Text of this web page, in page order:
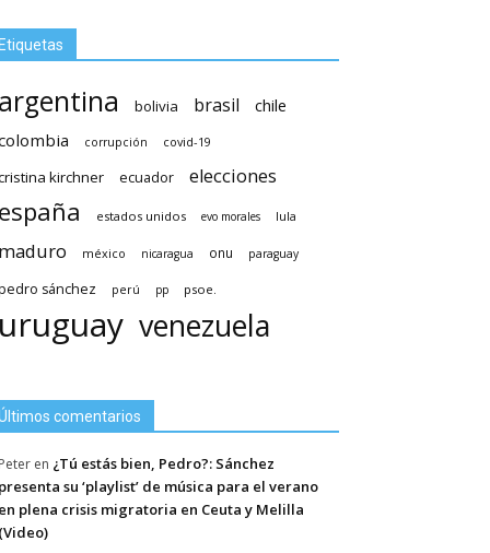
Etiquetas
argentina bolivia brasil
chile
corrupción covid-19
kirchner ecuador elecciones
españa estados unidos evo morales lula
maduro méxico nicaragua onu paraguay
sánchez perú pp psoe.
uruguay venezuela
comentarios
Peter en ¿Tú estás bien, Pedro?: Sánchez
presenta su ‘playlist’ de música para el verano
en plena crisis migratoria en Ceuta y Melilla
(Video)